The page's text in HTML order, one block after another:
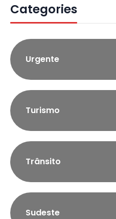
Categories
Urgente
Turismo
Trânsito
Sudeste